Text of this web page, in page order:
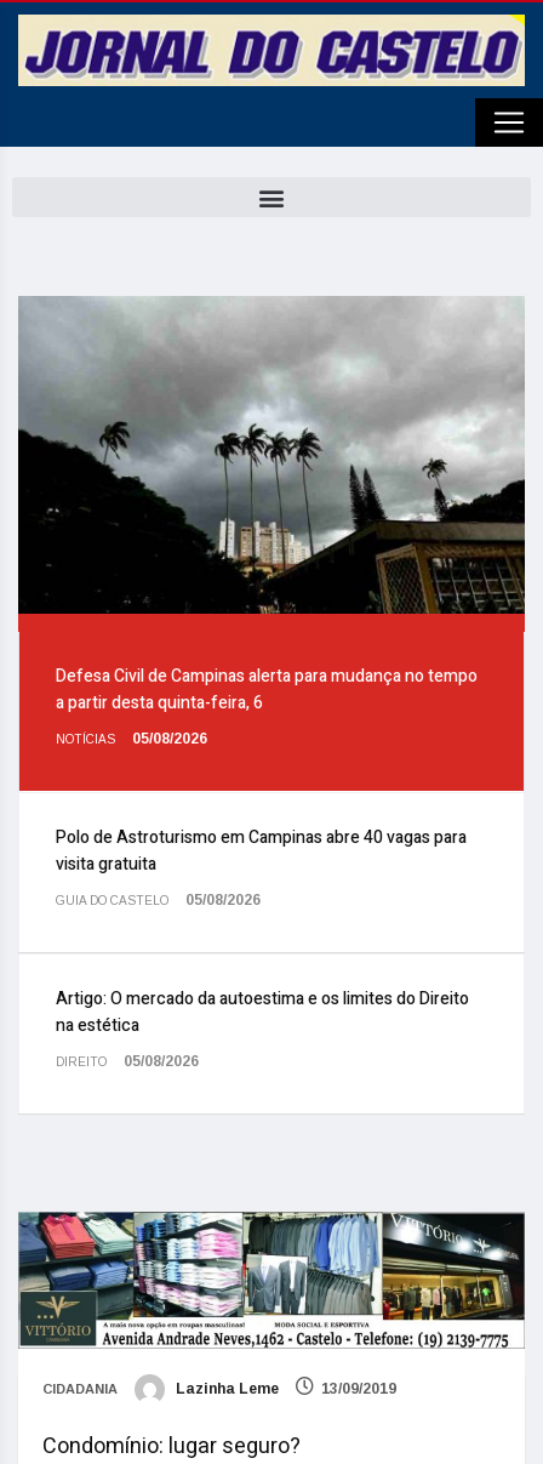
Defesa Civil de Campinas alerta para mudança no tempo
a partir desta quinta-feira, 6
NOTÍCIAS 05/08/2026
Polo de Astroturismo em Campinas abre 40 vagas para
visita gratuita
GUIA DO CASTELO 05/08/2026
Artigo: O mercado da autoestima e os limites do Direito
na estética
DIREITO 05/08/2026
CIDADANIA Lazinha Leme 13/09/2019
Condomínio: lugar seguro?